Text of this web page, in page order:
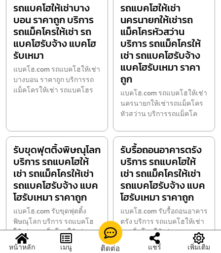
รถแบคโฮให้เช่าบาง
บอน ราคาถูก บริการ
รถแม็คโครให้เช่า รถ
แบคโฮรับจ้าง แบคโฮ
รับเหมา
แบคโฮ.com รถแบคโฮให้เช่า
บางบอน ราคาถูก บริการรถ
แม็คโครให้เช่า รถแบคโฮร
รถแบคโฮให้เช่า
นครนายกให้เช่ารถ
แม็คโครหัวสว่าน
บริการ รถแม็คโครให้
เช่า รถแบคโฮรับจ้าง
แบคโฮรับเหมา ราคา
ถูก
แบคโฮ.com รถแบคโฮให้เช่า
นครนายกให้เช่ารถแม็คโคร
หัวสว่าน บริการรถแม็คโค
รับขุดฟุตติ้งพิษณุโลก
บริการ รถแบคโฮให้
เช่า รถแม็คโครให้เช่า
รถแบคโฮรับจ้าง แบค
โฮรับเหมา ราคาถูก
แบคโฮ.com รับขุดฟุตติ้ง
พิษณุโลก บริการ รถแบคโฮ
ให้เช่า รถแม็คโครให้เช่า
รับรื้อถอนอาคารตรัง
บริการ รถแบคโฮให้
เช่า รถแม็คโครให้เช่า
รถแบคโฮรับจ้าง แบค
โฮรับเหมา ราคาถูก
แบคโฮ.com รับรื้อถอนอาคาร
ตรัง บริการ รถแบคโฮให้เช่า
รถแม็คโครให้เช่า ร
หน้าหลัก
เมนู ติดต่อ แชร์ เพิ่มเติม